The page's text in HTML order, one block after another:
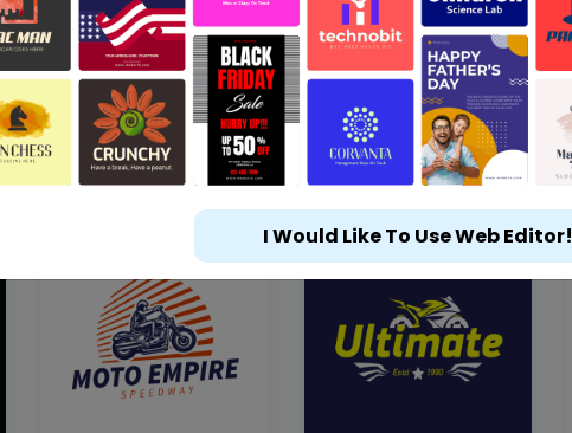
I Would Like To Use Web Editor!